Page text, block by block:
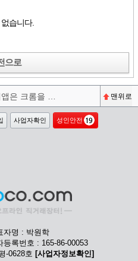
습니다.
으로
맨위로
사업자확인 성인안전
자명 : 박원학
록번호 : 165-86-00053
-0628호 [사업자정보확인]